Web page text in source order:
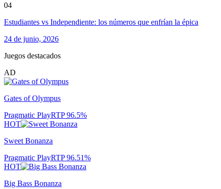
04
Estudiantes vs Independiente: los números que enfrían la épica
24 de junio, 2026
Juegos destacados
AD
Gates of Olympus
Pragmatic PlayRTP96.5%
HOT
Sweet Bonanza
Pragmatic PlayRTP96.51%
HOT
Big Bass Bonanza